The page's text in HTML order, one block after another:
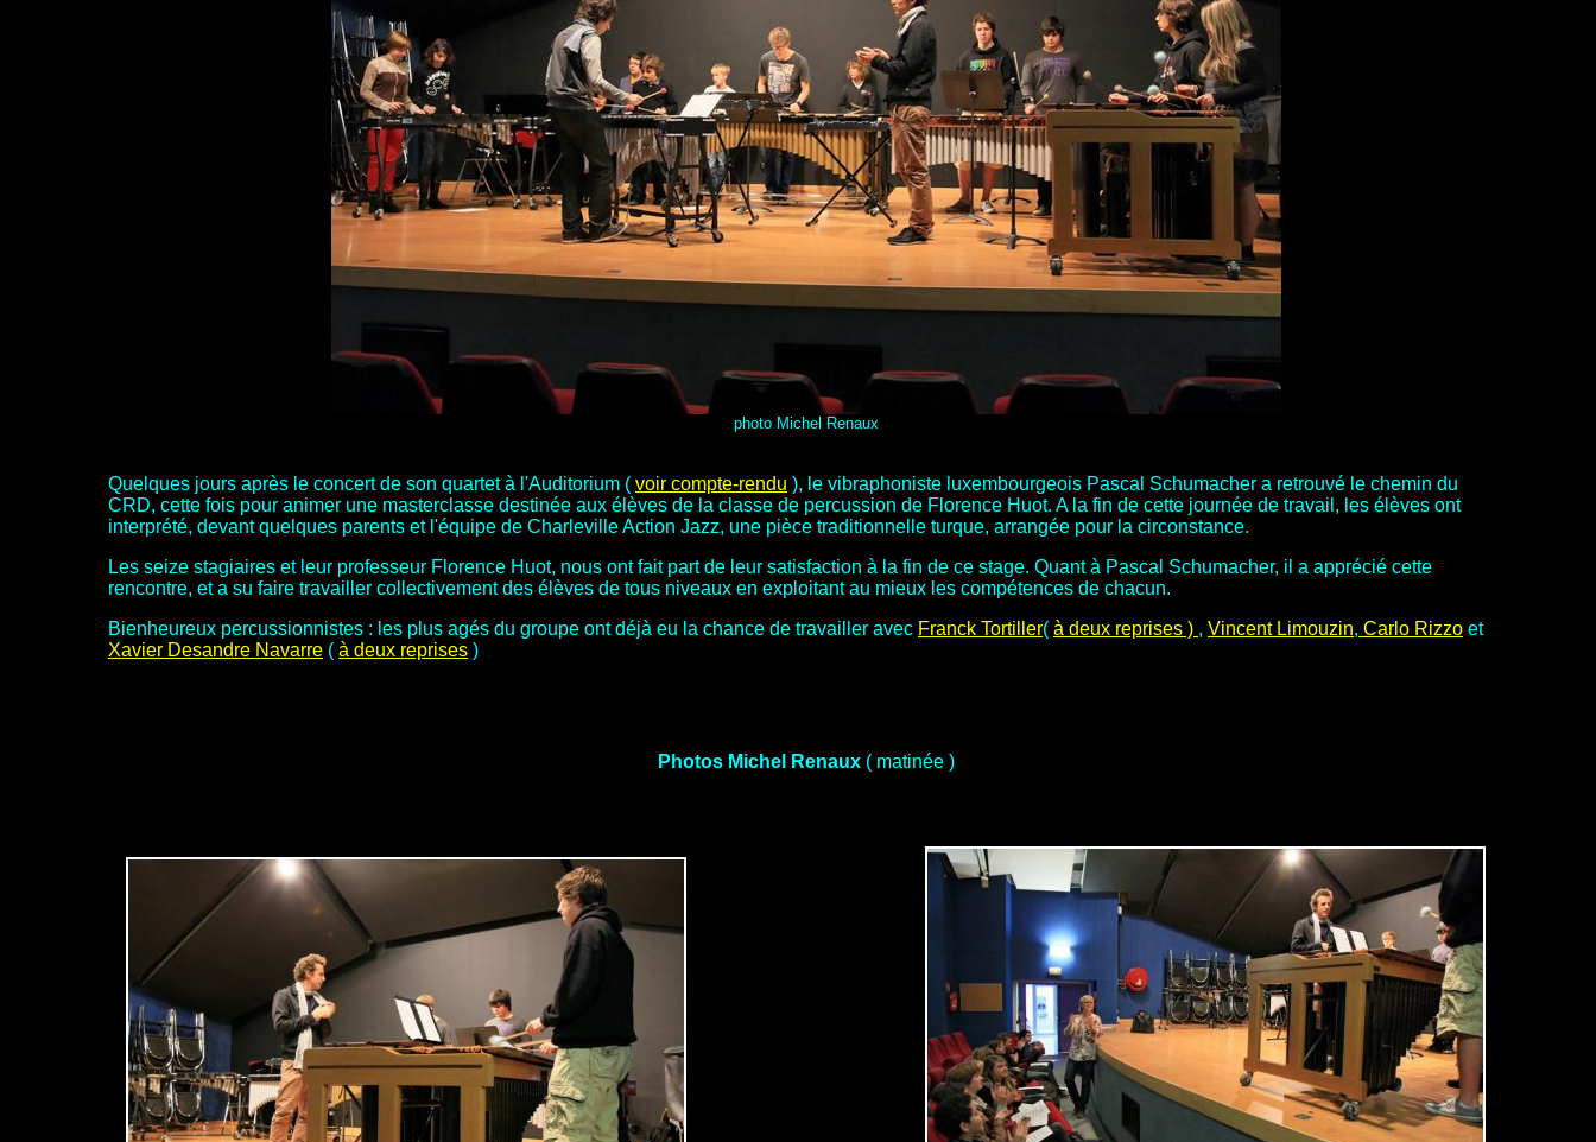
photo Michel Renaux
Quelques jours après le concert de son quartet à l'Auditorium ( voir compte-rendu ), le vibraphoniste luxembourgeois Pascal Schumacher a retrouvé le chemin du
CRD, cette fois pour animer une masterclasse destinée aux élèves de la classe de percussion de Florence Huot. A la fin de cette journée de travail, les élèves ont
interprété, devant quelques parents et l'équipe de Charleville Action Jazz, une pièce traditionnelle turque, arrangée pour la circonstance.
Les seize stagiaires et leur professeur Florence Huot, nous ont fait part de leur satisfaction à la fin de ce stage. Quant à Pascal Schumacher, il a apprécié cette
rencontre, et a su faire travailler collectivement des élèves de tous niveaux en exploitant au mieux les compétences de chacun.
Bienheureux percussionnistes : les plus agés du groupe ont déjà eu la chance de travailler avec Franck Tortiller( à deux reprises ) , Vincent Limouzin, Carlo Rizzo et
Xavier Desandre Navarre ( à deux reprises )
Photos Michel Renaux ( matinée )